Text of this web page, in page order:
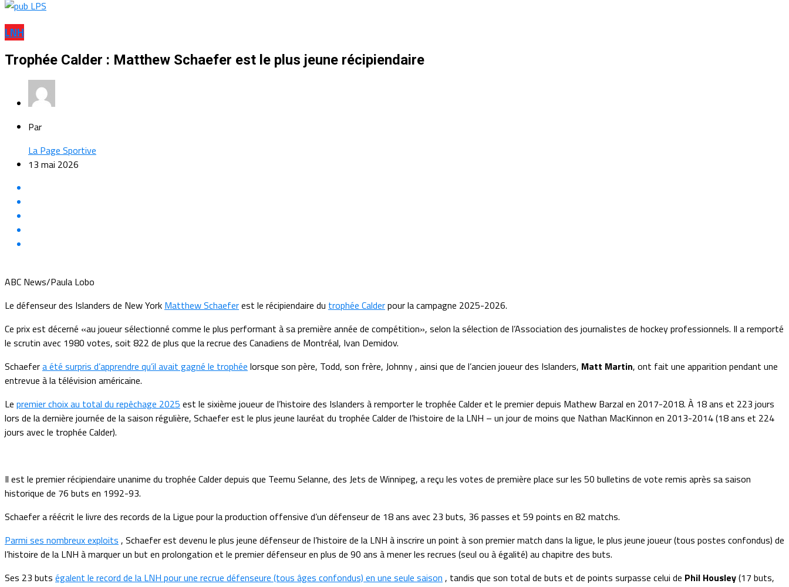
LNH
Trophée Calder : Matthew Schaefer est le plus jeune récipiendaire
Par
La Page Sportive
13 mai 2026
ABC News/Paula Lobo
Le défenseur des Islanders de New York Matthew Schaeferest le récipiendaire du trophée Calderpour la campagne 2025-2026.
Ce prix est décerné «au joueur sélectionné comme le plus performant à sa première année de compétition», selon la sélection de l’Association des journalistes de hockey professionnels. Il a remporté
le scrutin avec 1980 votes, soit 822 de plus que la recrue des Canadiens de Montréal, Ivan Demidov.
Schaefera été surpris d’apprendre qu’il avait gagné le trophée lorsque son père, Todd, son frère, Johnny , ainsi que de l’ancien joueur des Islanders, Matt Martin, ont fait une apparition pendant une
entrevue à la télévision américaine.
Le premier choix au total du repêchage 2025 est le sixième joueur de l’histoire des Islanders à remporter le trophée Calder et le premier depuis Mathew Barzal en 2017-2018. À 18 ans et 223 jours
lors de la dernière journée de la saison régulière, Schaefer est le plus jeune lauréat du trophée Calder de l’histoire de la LNH – un jour de moins que Nathan MacKinnon en 2013-2014 (18 ans et 224
jours avec le trophée Calder).
Il est le premier récipiendaire unanime du trophée Calder depuis que Teemu Selanne, des Jets de Winnipeg, a reçu les votes de première place sur les 50 bulletins de vote remis après sa saison
historique de 76 buts en 1992-93.
Schaefer a réécrit le livre des records de la Ligue pour la production offensive d’un défenseur de 18 ans avec 23 buts, 36 passes et 59 points en 82 matchs.
Parmi ses nombreux exploits , Schaefer est devenu le plus jeune défenseur de l’histoire de la LNH à inscrire un point à son premier match dans la ligue, le plus jeune joueur (tous postes confondus) de
l’histoire de la LNH à marquer un but en prolongation et le premier défenseur en plus de 90 ans à mener les recrues (seul ou à égalité) au chapitre des buts.
Ses 23 buts égalent le record de la LNH pour une recrue défenseure (tous âges confondus) en une seule saison , tandis que son total de buts et de points surpasse celui de Phil Housley(17 buts,